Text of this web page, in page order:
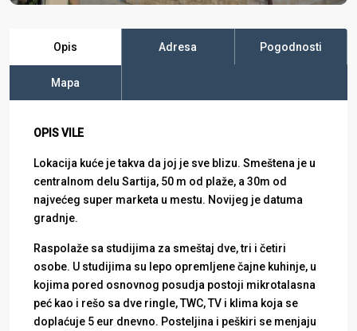
Opis Adresa Pogodnosti
Mapa
OPIS VILE
Lokacija kuće je takva da joj je sve blizu. Smeštena je u
centralnom delu Sartija, 50 m od plaže, a 30m od
najvećeg super marketa u mestu. Novijeg je datuma
gradnje.
Raspolaže sa studijima za smeštaj dve, tri i četiri
osobe. U studijima su lepo opremljene čajne kuhinje, u
kojima pored osnovnog posudja postoji mikrotalasna
peć kao i rešo sa dve ringle, TWC, TV i klima koja se
doplaćuje 5 eur dnevno. Posteljina i peškiri se menjaju